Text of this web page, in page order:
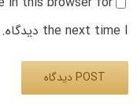
the next time I دیدگاه.